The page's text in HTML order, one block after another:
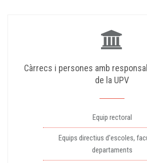
Càrrecs i persones amb
de la UPV
Equip rectoral
Equips directius d'escoles,
departaments